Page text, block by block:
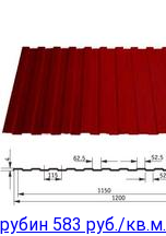
рубин 583 руб./кв.м.